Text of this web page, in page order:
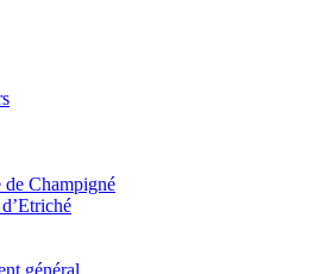
de Champigné
général